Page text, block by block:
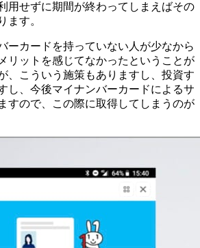
用せずに期間が終わってしまえばその
ます。
ーカードを持っていない人が少なから
リットを感じてなかったということが
、こういう施策もありますし、投資す
し、今後マイナンバーカードによるサ
すので、この際に取得してしまうのが